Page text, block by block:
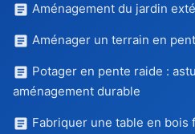
Aménagement du jardin
Aménager un terrain en
Potager en pente raide :
aménagement durable
Fabriquer une table en bois